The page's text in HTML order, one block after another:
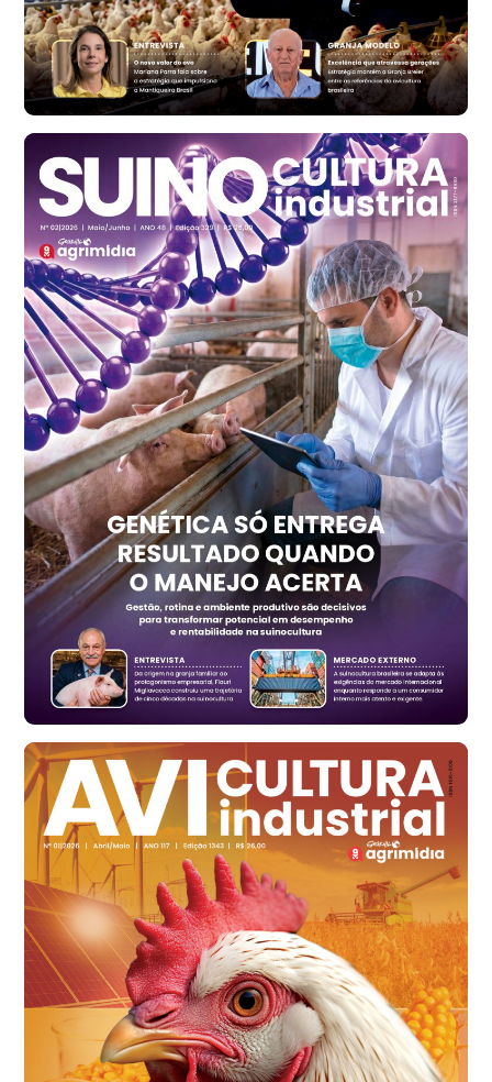
Ovo Vermelho - Regional
Bastos (SP)
R$ 146,71
cx
SP
R$ 7,13
kg
Frango - Indicador
SP
R$ 7,15
kg
Trigo Atacado - Regional
PR
R$ 1.417,12
t
Trigo Atacado - Regional
RS
R$ 1.325,22
t
Ovo Vermelho - Regional
Vermelho
R$ 168,86
cx
Ovo Branco - Regional
Santa Maria do Jetibá (ES)
R$ 139,62
cx
Ovo Branco - Regional
Recife (PE)
R$ 144,92
cx
Ovo Vermelho - Regional
Recife (PE)
R$ 154,89
cx